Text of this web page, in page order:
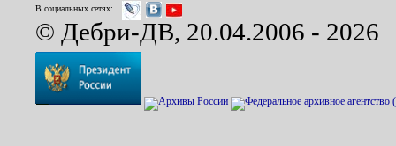
В социальных сетях:
© Дебри-ДВ, 20.04.2006 - 2026